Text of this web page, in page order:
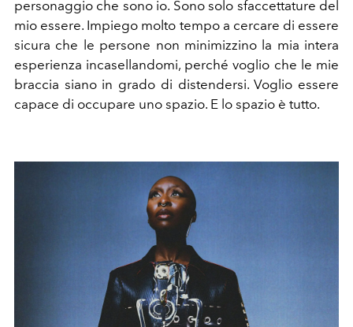
personaggio che sono io. Sono solo sfaccettature del
mio essere. Impiego molto tempo a cercare di essere
sicura che le persone non minimizzino la mia intera
esperienza incasellandomi, perché voglio che le mie
braccia siano in grado di distendersi. Voglio essere
capace di occupare uno spazio. E lo spazio è tutto.